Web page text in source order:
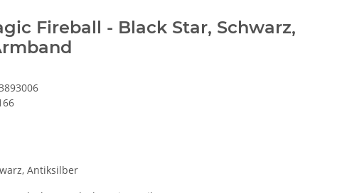
Fireball - Black Star, Schwarz,
Antiksilber